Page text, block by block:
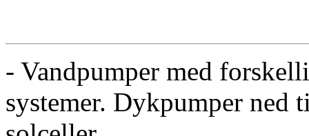
- Vandpumper med
systemer. Dykpumper ned